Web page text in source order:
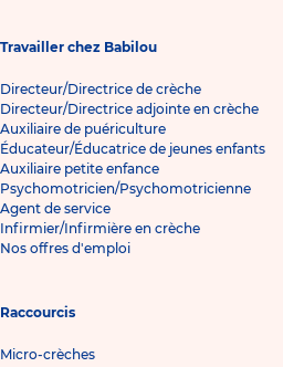
Travailler chez Babilou
Directeur/Directrice de crèche
Directeur/Directrice adjointe en crèche
Auxiliaire de puériculture
Éducateur/Éducatrice de jeunes enfants
Auxiliaire petite enfance
Psychomotricien/Psychomotricienne
Agent de service
Infirmier/Infirmière en crèche
Nos offres d'emploi
Raccourcis
Micro-crèches